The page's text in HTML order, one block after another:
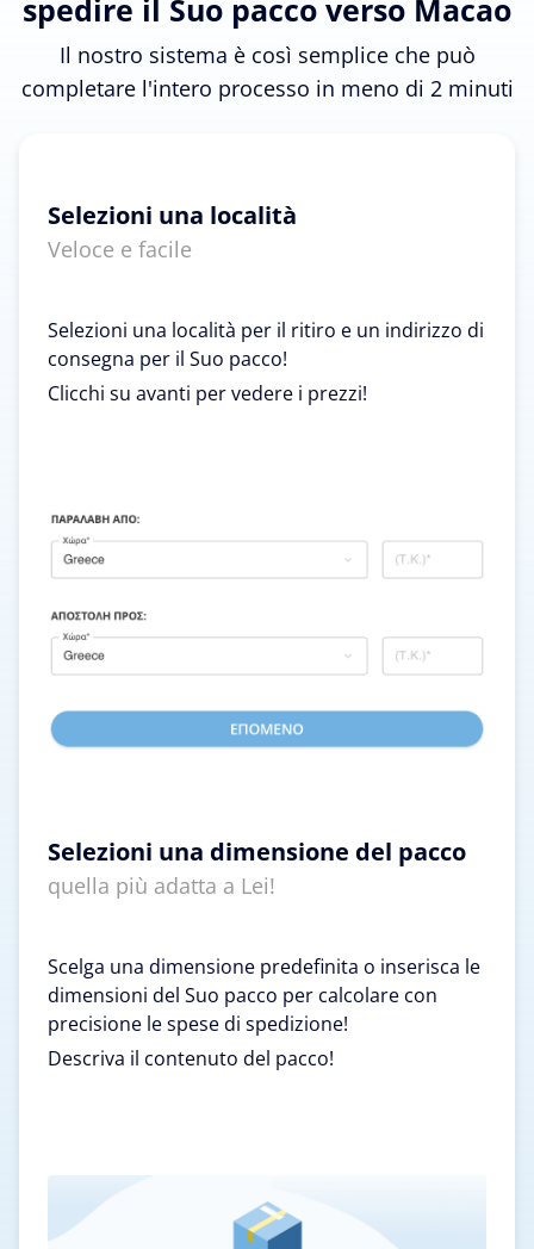
spedire il Suo pacco verso Macao
Il nostro sistema è così semplice che può
completare l'intero processo in meno di 2 minuti
Selezioni una località
Veloce e facile
Selezioni una località per il ritiro e un indirizzo di
consegna per il Suo pacco!
Clicchi su avanti per vedere i prezzi!
Selezioni una dimensione del pacco
quella più adatta a Lei!
Scelga una dimensione predefinita o inserisca le
dimensioni del Suo pacco per calcolare con
precisione le spese di spedizione!
Descriva il contenuto del pacco!